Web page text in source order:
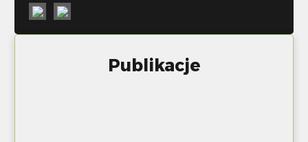
Publikacje